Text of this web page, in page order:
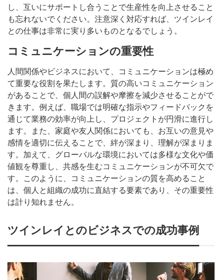
し、互いにサポートし合うことで生産性を向上させること
も忘れないでください。注意深く対応すれば、ツインレイ
との仕事は非常に実り多いものとなるでしょう。
コミュニケーションの重要性
人間関係やビジネスにおいて、コミュニケーションは極め
て重要な役割を果たします。質の高いコミュニケーション
があることで、個人間の誤解や摩擦を減少させることがで
きます。例えば、職場では明確な指示やフィードバックを
通じて業務の効率が向上し、プロジェクトが円滑に進行し
ます。また、家庭や友人関係においても、お互いの意見や
感情を適切に伝えることで、絆が深まり、理解が深まりま
す。加えて、グローバルな環境においては多様な文化や価
値観を尊重し、共感を生むコミュニケーションが不可欠で
す。このように、コミュニケーションの質を高めること
は、個人と組織の成功に直結する要素であり、その重要性
は計り知れません。
ツインレイとのビジネスでの成功事例